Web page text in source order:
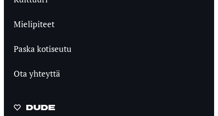
Mielipiteet
Paska kotiseutu
Ota yhteyttä